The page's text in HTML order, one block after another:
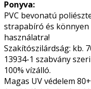
Ponyva:
PVC bevonatú
strapabíró és
használatra!
Szakítószilárdság: kb.
13934-1 szabvány
100% vízálló.
Magas UV védelem 80+